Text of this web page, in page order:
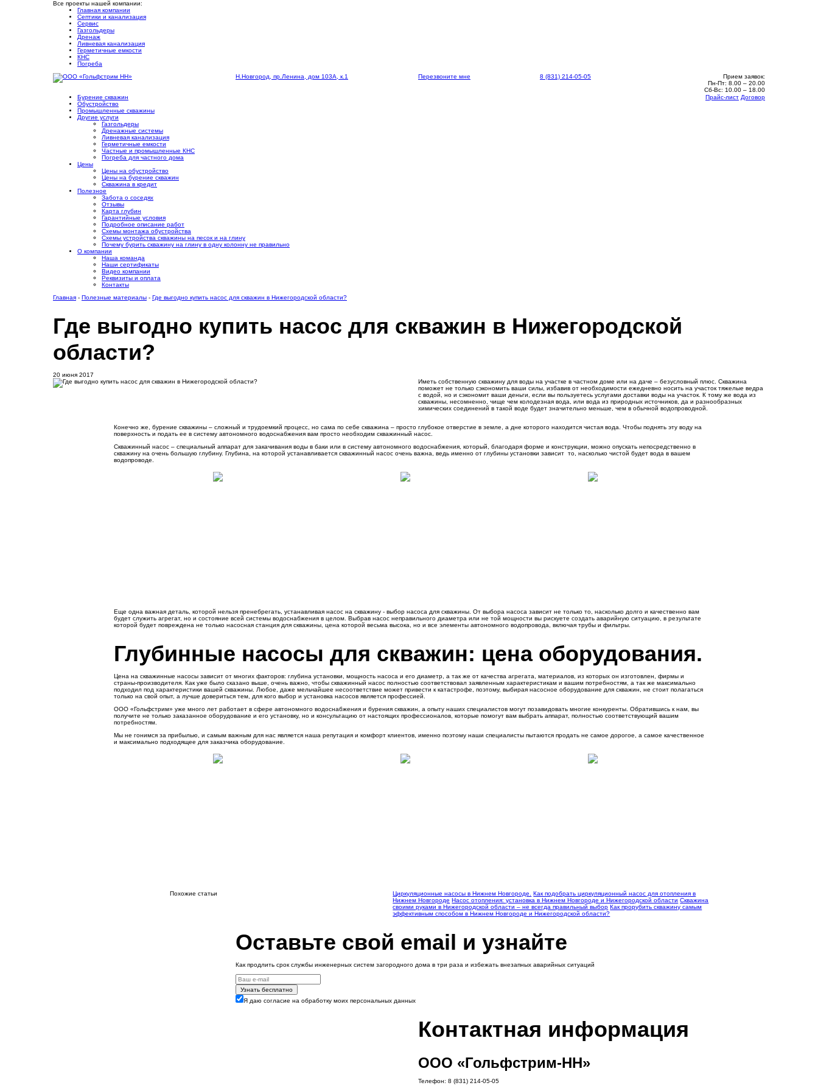
Все проекты нашей компании:
Главная компании
Септики и канализация
Сервис
Газгольдеры
Дренаж
Ливневая канализация
Герметичные емкости
КНС
Погреба
Н.Новгород, пр.Ленина, дом 103А, к.1
Перезвоните мне 8 (831) 214-05-05
Прием заявок:
Пн-Пт: 8.00 – 20.00
Сб-Вс: 10.00 – 18.00
Бурение скважин
Обустройство
Промышленные скважины
Другие услуги
Газгольдеры
Дренажные системы
Ливневая канализация
Герметичные емкости
Частные и промышленные КНС
Погреба для частного дома
Цены
Цены на обустройство
Цены на бурение скважин
Скважина в кредит
Полезное
Забота о соседях
Отзывы
Карта глубин
Гарантийные условия
Подробное описание работ
Cхемы монтажа обустройства
Схемы устройства скважины на песок и на глину
Почему бурить скважину на глину в одну колонну не правильно
О компании
Наша команда
Наши сертификаты
Видео компании
Реквизиты и оплата
Контакты
Прайс-лист Договор
Главная - Полезные материалы - Где выгодно купить насос для скважин в Нижегородской области?
Где выгодно купить насос для скважин в Нижегородской
области?
20 июня 2017
Иметь собственную скважину для воды на участке в частном доме или на даче – безусловный плюс. Скважина
поможет не только сэкономить ваши силы, избавив от необходимости ежедневно носить на участок тяжелые ведра
с водой, но и сэкономит ваши деньги, если вы пользуетесь услугами доставки воды на участок. К тому же вода из
скважины, несомненно, чище чем колодезная вода, или вода из природных источников, да и разнообразных
химических соединений в такой воде будет значительно меньше, чем в обычной водопроводной.
Конечно же, бурение скважины – сложный и трудоемкий процесс, но сама по себе скважина – просто глубокое отверстие в земле, а дне которого находится чистая вода. Чтобы поднять эту воду на
поверхность и подать ее в систему автономного водоснабжения вам просто необходим скважинный насос.
Скважинный насос – специальный аппарат для закачивания воды в баки или в систему автономного водоснабжения, который, благодаря форме и конструкции, можно опускать непосредственно в
скважину на очень большую глубину. Глубина, на которой устанавливается скважинный насос очень важна, ведь именно от глубины установки зависит то, насколько чистой будет вода в вашем
водопроводе.
Еще одна важная деталь, которой нельзя пренебрегать, устанавливая насос на скважину - выбор насоса для скважины. От выбора насоса зависит не только то, насколько долго и качественно вам
будет служить агрегат, но и состояние всей системы водоснабжения в целом. Выбрав насос неправильного диаметра или не той мощности вы рискуете создать аварийную ситуацию, в результате
которой будет повреждена не только насосная станция для скважины, цена которой весьма высока, но и все элементы автономного водопровода, включая трубы и фильтры.
Глубинные насосы для скважин: цена оборудования.
Цена на скважинные насосы зависит от многих факторов: глубина установки, мощность насоса и его диаметр, а так же от качества агрегата, материалов, из которых он изготовлен, фирмы и
страны-производителя. Как уже было сказано выше, очень важно, чтобы скважинный насос полностью соответствовал заявленным характеристикам и вашим потребностям, а так же максимально
подходил под характеристики вашей скважины. Любое, даже мельчайшее несоответствие может привести к катастрофе, поэтому, выбирая насосное оборудование для скважин, не стоит полагаться
только на свой опыт, а лучше довериться тем, для кого выбор и установка насосов является профессией.
ООО «Гольфстрим» уже много лет работает в сфере автономного водоснабжения и бурения скважин, а опыту наших специалистов могут позавидовать многие конкуренты. Обратившись к нам, вы
получите не только заказанное оборудование и его установку, но и консультацию от настоящих профессионалов, которые помогут вам выбрать аппарат, полностью соответствующий вашим
потребностям.
Мы не гонимся за прибылью, и самым важным для нас является наша репутация и комфорт клиентов, именно поэтому наши специалисты пытаются продать не самое дорогое, а самое качественное
и максимально подходящее для заказчика оборудование.
Похожие статьи Циркуляционные насосы в Нижнем Новгороде.
Как подобрать циркуляционный насос для отопления в
Нижнем Новгороде Насос отопления: установка в Нижнем Новгороде и Нижегородской области Скважина
своими руками в Нижегородской области – не всегда правильный выбор Как прорубить скважину самым
эффективным способом в Нижнем Новгороде и Нижегородской области?
Оставьте свой email и узнайте
Как продлить срок службы инженерных систем загородного дома в три раза и избежать внезапных аварийных ситуаций
Узнать бесплатно
Я даю согласие на обработку моих персональных данных
Контактная информация
ООО «Гольфстрим-НН»
Телефон: 8 (831) 214-05-05